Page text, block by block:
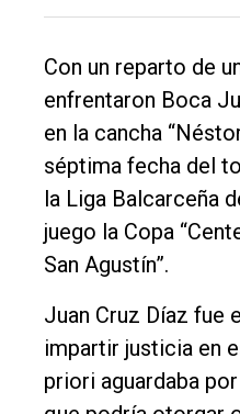
El
único
DIARIO
Balcarce
Inicio
Tendencia
Int.
General
Con un reparto de
enfrentaron Boca
en la cancha
séptima fecha del
la Liga Balcarceña
juego la Copa
San Agustín”.
Juan Cruz Díaz fue
impartir justicia en
priori aguardaba